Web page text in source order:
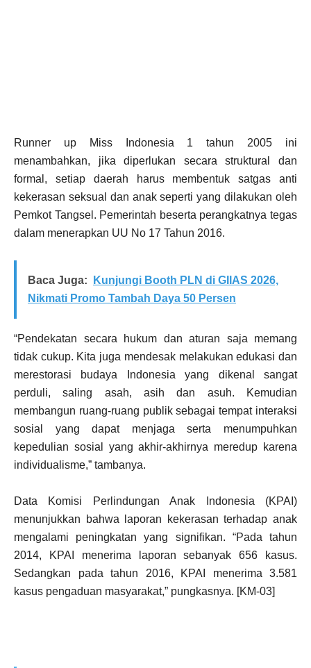
Runner up Miss Indonesia 1 tahun 2005 ini
menambahkan, jika diperlukan secara struktural dan
formal, setiap daerah harus membentuk satgas anti
kekerasan seksual dan anak seperti yang dilakukan oleh
Pemkot Tangsel. Pemerintah beserta perangkatnya tegas
dalam menerapkan UU No 17 Tahun 2016.
Baca Juga:
Kunjungi Booth PLN di GIIAS 2026,
Nikmati Promo Tambah Daya 50 Persen
“Pendekatan secara hukum dan aturan saja memang
tidak cukup. Kita juga mendesak melakukan edukasi dan
merestorasi budaya Indonesia yang dikenal sangat
perduli, saling asah, asih dan asuh. Kemudian
membangun ruang-ruang publik sebagai tempat interaksi
sosial yang dapat menjaga serta menumpuhkan
kepedulian sosial yang akhir-akhirnya meredup karena
individualisme,” tambanya.
Data Komisi Perlindungan Anak Indonesia (KPAI)
menunjukkan bahwa laporan kekerasan terhadap anak
mengalami peningkatan yang signifikan. “Pada tahun
2014, KPAI menerima laporan sebanyak 656 kasus.
Sedangkan pada tahun 2016, KPAI menerima 3.581
kasus pengaduan masyarakat,” pungkasnya. [KM-03]